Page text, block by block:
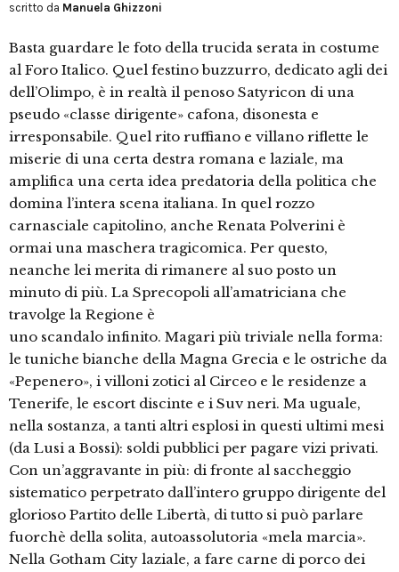
scritto da Manuela Ghizzoni
Basta guardare le foto della trucida serata in costume
al Foro Italico. Quel festino buzzurro, dedicato agli dei
dell’Olimpo, è in realtà il penoso Satyricon di una
pseudo «classe dirigente» cafona, disonesta e
irresponsabile. Quel rito ruffiano e villano riflette le
miserie di una certa destra romana e laziale, ma
amplifica una certa idea predatoria della politica che
domina l’intera scena italiana. In quel rozzo
carnasciale capitolino, anche Renata Polverini è
ormai una maschera tragicomica. Per questo,
neanche lei merita di rimanere al suo posto un
minuto di più. La Sprecopoli all’amatriciana che
travolge la Regione è
uno scandalo infinito. Magari più triviale nella forma:
le tuniche bianche della Magna Grecia e le ostriche da
«Pepenero», i villoni zotici al Circeo e le residenze a
Tenerife, le escort discinte e i Suv neri. Ma uguale,
nella sostanza, a tanti altri esplosi in questi ultimi mesi
(da Lusi a Bossi): soldi pubblici per pagare vizi privati.
Con un’aggravante in più: di fronte al saccheggio
sistematico perpetrato dall’intero gruppo dirigente del
glorioso Partito delle Libertà, di tutto si può parlare
fuorchè della solita, autoassolutoria «mela marcia».
Nella Gotham City laziale, a fare carne di porco dei